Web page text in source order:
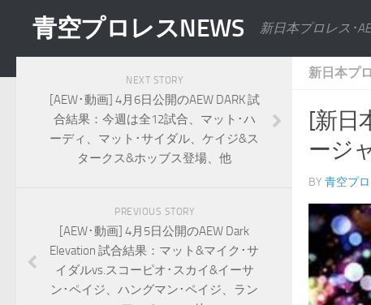
青空プロレスNEWS 新日本プロレス･
新日本プ
[新日
ージ
BY 青空プ
NEXT STORY
[AEW･動画] 4月6日公開のAEW DARK 試
合結果：今週は全12試合、マット･ハ
ーディ、マット･サイダル、ケイジ&ス
タークス&ホッブス登場、他
PREVIOUS STORY
[AEW･動画] 4月5日公開のAEW Dark
Elevation 試合結果：マット&マイク･サ
イダルvs.スコーピオ･スカイ&イーサ
ン･ペイジ、ハングマン･ペイジ、ラン